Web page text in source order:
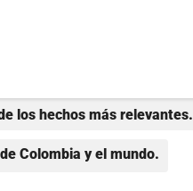
los hechos más relevantes.
Colombia y el mundo.